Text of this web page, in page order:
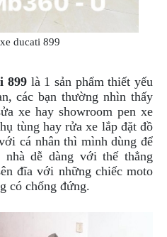
ducati 899
899là 1 sản phẩm thiết yếu
các bạn thường nhìn thấy
xe hay showroom pen xe
tùng hay rửa xe lắp đặt đồ
cá nhân thì mình dùng để
dễ dàng với thế thẳng
đĩa với những chiếc moto
có chống đứng.